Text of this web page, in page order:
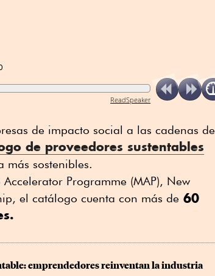
ReadSpeaker
de impacto social a las cadenas de
de proveedores sustentables
más sostenibles.
Accelerator Programme (MAP), New
el catálogo cuenta con más de 60
emprendedores reinventan la industria